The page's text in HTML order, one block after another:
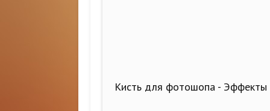
Кисть для фотошопа - Эффекты